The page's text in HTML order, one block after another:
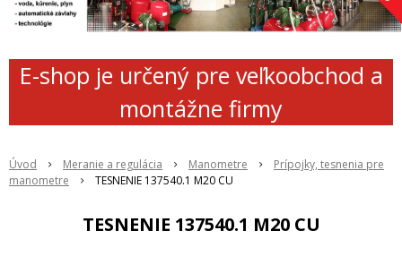
E-shop je určený pre veľkoobchod a
montážne firmy
Úvod Meranie a regulácia Manometre
Prípojky, tesnenia pre
manometre
TESNENIE 137540.1 M20 CU
TESNENIE 137540.1 M20 CU